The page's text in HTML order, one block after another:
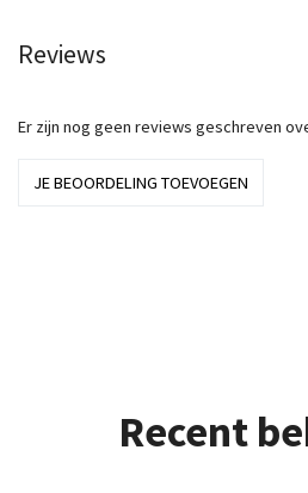
Reviews
Er zijn nog geen reviews geschreven
JE BEOORDELING TOEVOEGEN
Recent